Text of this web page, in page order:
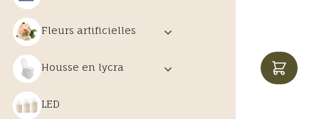
Fleurs artificielles
Housse en lycra
LED